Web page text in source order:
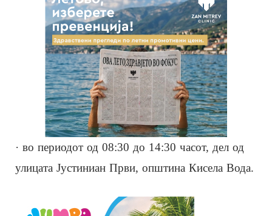
· во периодот од 08:30 до 14:30 часот, дел од
улицата Јустиниан Први, општина Кисела Вода.